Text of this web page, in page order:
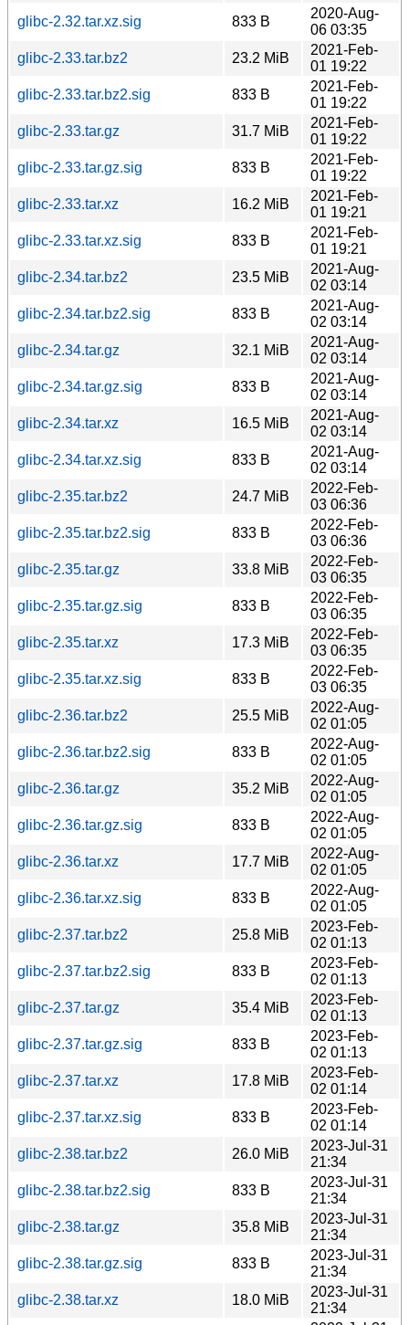
glibc-2.32.tar.xz.sig
833 B
2020-Aug-
06 03:35
glibc-2.33.tar.bz2
23.2 MiB
2021-Feb-
01 19:22
glibc-2.33.tar.bz2.sig
833 B
2021-Feb-
01 19:22
glibc-2.33.tar.gz
31.7 MiB
2021-Feb-
01 19:22
glibc-2.33.tar.gz.sig
833 B
2021-Feb-
01 19:22
glibc-2.33.tar.xz
16.2 MiB
2021-Feb-
01 19:21
glibc-2.33.tar.xz.sig
833 B
2021-Feb-
01 19:21
glibc-2.34.tar.bz2
23.5 MiB
2021-Aug-
02 03:14
glibc-2.34.tar.bz2.sig
833 B
2021-Aug-
02 03:14
glibc-2.34.tar.gz
32.1 MiB
2021-Aug-
02 03:14
glibc-2.34.tar.gz.sig
833 B
2021-Aug-
02 03:14
glibc-2.34.tar.xz
16.5 MiB
2021-Aug-
02 03:14
glibc-2.34.tar.xz.sig
833 B
2021-Aug-
02 03:14
glibc-2.35.tar.bz2
24.7 MiB
2022-Feb-
03 06:36
glibc-2.35.tar.bz2.sig
833 B
2022-Feb-
03 06:36
glibc-2.35.tar.gz
33.8 MiB
2022-Feb-
03 06:35
glibc-2.35.tar.gz.sig
833 B
2022-Feb-
03 06:35
glibc-2.35.tar.xz
17.3 MiB
2022-Feb-
03 06:35
glibc-2.35.tar.xz.sig
833 B
2022-Feb-
03 06:35
glibc-2.36.tar.bz2
25.5 MiB
2022-Aug-
02 01:05
glibc-2.36.tar.bz2.sig
833 B
2022-Aug-
02 01:05
glibc-2.36.tar.gz
35.2 MiB
2022-Aug-
02 01:05
glibc-2.36.tar.gz.sig
833 B
2022-Aug-
02 01:05
glibc-2.36.tar.xz
17.7 MiB
2022-Aug-
02 01:05
glibc-2.36.tar.xz.sig
833 B
2022-Aug-
02 01:05
glibc-2.37.tar.bz2
25.8 MiB
2023-Feb-
02 01:13
glibc-2.37.tar.bz2.sig
833 B
2023-Feb-
02 01:13
glibc-2.37.tar.gz
35.4 MiB
2023-Feb-
02 01:13
glibc-2.37.tar.gz.sig
833 B
2023-Feb-
02 01:13
glibc-2.37.tar.xz
17.8 MiB
2023-Feb-
02 01:14
glibc-2.37.tar.xz.sig
833 B
2023-Feb-
02 01:14
glibc-2.38.tar.bz2
26.0 MiB
2023-Jul-31
21:34
glibc-2.38.tar.bz2.sig
833 B
2023-Jul-31
21:34
glibc-2.38.tar.gz
35.8 MiB
2023-Jul-31
21:34
glibc-2.38.tar.gz.sig
833 B
2023-Jul-31
21:34
glibc-2.38.tar.xz
18.0 MiB
2023-Jul-31
21:34